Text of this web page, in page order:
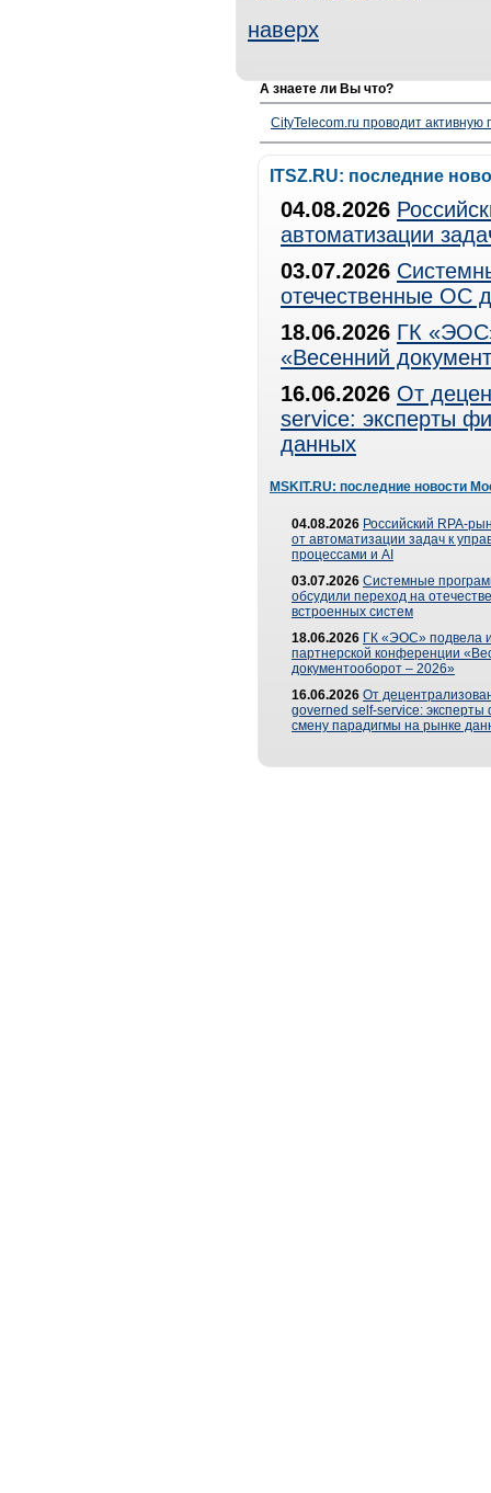
наверх
А знаете ли Вы что?
CityTelecom.ru проводит активную
ITSZ.RU: последние
04.08.2026
автоматизации
03.07.2026
отечественные ОС
18.06.2026 ГК
«Весенний
16.06.2026 От
service: эксперты
данных
MSKIT.RU: последние новости
04.08.2026 Российский RPA-
от автоматизации задач к
процессами и AI
03.07.2026 Системные
обсудили переход на
встроенных систем
18.06.2026 ГК «ЭОС» подвела
партнерской конференции
документооборот – 2026»
16.06.2026 От
governed self-service: эксперты
смену парадигмы на рынке